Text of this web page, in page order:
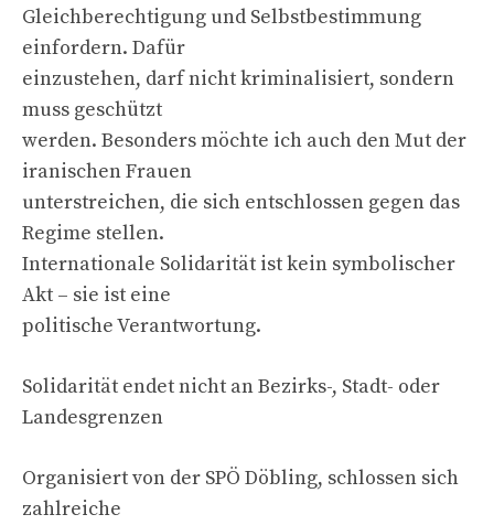
Gleichberechtigung und Selbstbestimmung
einfordern. Dafür
einzustehen, darf nicht kriminalisiert, sondern
muss geschützt
werden. Besonders möchte ich auch den Mut der
iranischen Frauen
unterstreichen, die sich entschlossen gegen das
Regime stellen.
Internationale Solidarität ist kein symbolischer
Akt – sie ist eine
politische Verantwortung.
Solidarität endet nicht an Bezirks-, Stadt- oder
Landesgrenzen
Organisiert von der SPÖ Döbling, schlossen sich
zahlreiche